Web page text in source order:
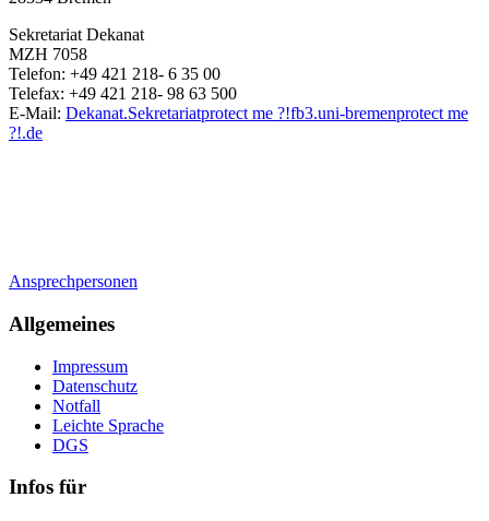
Sekretariat Dekanat
MZH 7058
Telefon: +49 421 218- 6 35 00
Telefax: +49 421 218- 98 63 500
E-Mail: Dekanat.Sekretariatprotect me ?!fb3.uni-bremenprotect me
?!.de
Ansprechpersonen
Allgemeines
Impressum
Datenschutz
Notfall
Leichte Sprache
DGS
Infos für